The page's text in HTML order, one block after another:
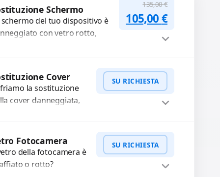
Schermo
schermo del tuo dispositivo è
con vetro rotto,
135,00€
Il prezzo originale
105,00€Il prezzo
Cover
la sostituzione
cover danneggiata,
Ripristiniamo
estetico e...
SU RICHIESTA
WhatsApp
Fotocamera
della fotocamera è
o rotto?
SU RICHIESTA